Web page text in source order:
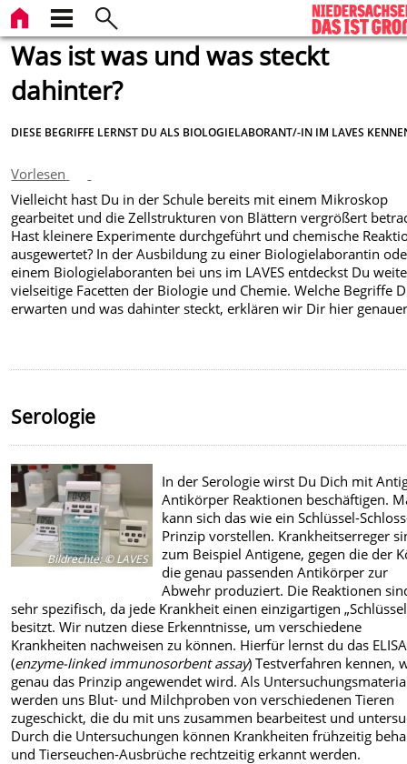
Was ist was und was steckt
dahinter?
DIESE BEGRIFFE LERNST DU ALS BIOLOGIELABORANT/-IN IM LAVES
Vorlesen
Vielleicht hast Du in der Schule bereits mit einem Mikroskop
gearbeitet und die Zellstrukturen von Blättern vergrößert
Hast kleinere Experimente durchgeführt und chemische
ausgewertet? In der Ausbildung zu einer Biologielaborantin
einem Biologielaboranten bei uns im LAVES entdeckst Du
vielseitige Facetten der Biologie und Chemie. Welche Begriffe
erwarten und was dahinter steckt, erklären wir Dir hier
Serologie
Bildrechte:© LAVES
In der Serologie wirst Du Dich mit
Antikörper Reaktionen beschäftigen.
kann sich das wie ein Schlüssel-
Prinzip vorstellen. Krankheitserreger
zum Beispiel Antigene, gegen die der
die genau passenden Antikörper zur
Abwehr produziert. Die Reaktionen
sehr spezifisch, da jede Krankheit einen einzigartigen
besitzt. Wir nutzen diese Erkenntnisse, um verschiedene
Krankheiten nachweisen zu können. Hierfür lernst du das ELISA
(enzyme-linked immunosorbent assay) Testverfahren kennen,
genau das Prinzip angewendet wird. Als
werden uns Blut- und Milchproben von verschiedenen Tieren
zugeschickt, die du mit uns zusammen bearbeitest und
Durch die Untersuchungen können Krankheiten frühzeitig
und Tierseuchen-Ausbrüche rechtzeitig erkannt werden.